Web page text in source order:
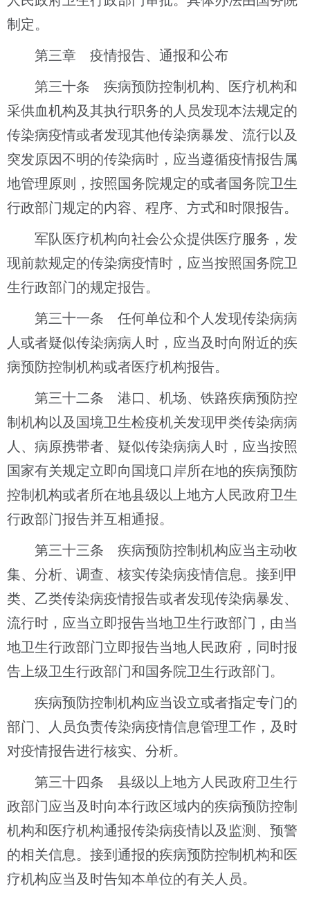
制定。
第三章 疫情报告、通报和公布
第三十条 疾病预防控制机构、医疗机构和
采供血机构及其执行职务的人员发现本法规定的
传染病疫情或者发现其他传染病暴发、流行以及
突发原因不明的传染病时，应当遵循疫情报告属
地管理原则，按照国务院规定的或者国务院卫生
行政部门规定的内容、程序、方式和时限报告。
军队医疗机构向社会公众提供医疗服务，发
现前款规定的传染病疫情时，应当按照国务院卫
生行政部门的规定报告。
第三十一条 任何单位和个人发现传染病病
人或者疑似传染病病人时，应当及时向附近的疾
病预防控制机构或者医疗机构报告。
第三十二条 港口、机场、铁路疾病预防控
制机构以及国境卫生检疫机关发现甲类传染病病
人、病原携带者、疑似传染病病人时，应当按照
国家有关规定立即向国境口岸所在地的疾病预防
控制机构或者所在地县级以上地方人民政府卫生
行政部门报告并互相通报。
第三十三条 疾病预防控制机构应当主动收
集、分析、调查、核实传染病疫情信息。接到甲
类、乙类传染病疫情报告或者发现传染病暴发、
流行时，应当立即报告当地卫生行政部门，由当
地卫生行政部门立即报告当地人民政府，同时报
告上级卫生行政部门和国务院卫生行政部门。
疾病预防控制机构应当设立或者指定专门的
部门、人员负责传染病疫情信息管理工作，及时
对疫情报告进行核实、分析。
第三十四条 县级以上地方人民政府卫生行
政部门应当及时向本行政区域内的疾病预防控制
机构和医疗机构通报传染病疫情以及监测、预警
的相关信息。接到通报的疾病预防控制机构和医
疗机构应当及时告知本单位的有关人员。